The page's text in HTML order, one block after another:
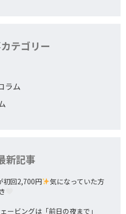
テゴリー
ラム
新記事
初回2,700円
気になっていた方
ービングは「前日の夜まで」